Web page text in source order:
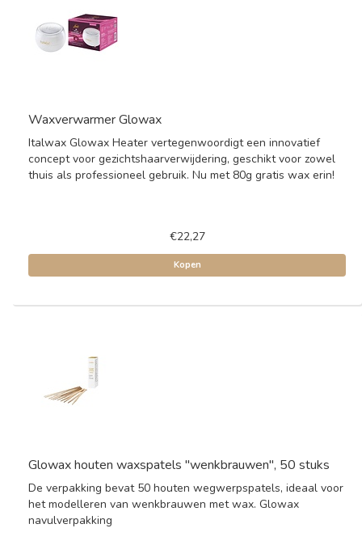
Waxverwarmer Glowax
Italwax Glowax Heater vertegenwoordigt een innovatief
concept voor gezichtshaarverwijdering, geschikt voor zowel
thuis als professioneel gebruik. Nu met 80g gratis wax erin!
€22,27
Kopen
Glowax houten waxspatels "wenkbrauwen", 50 stuks
De verpakking bevat 50 houten wegwerpspatels, ideaal voor
het modelleren van wenkbrauwen met wax. Glowax
navulverpakking